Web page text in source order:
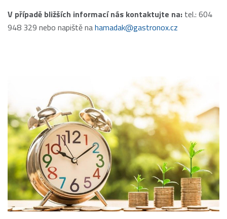
V případě bližších informací nás kontaktujte na: tel.: 604
948 329 nebo napiště nahamadak@gastronox.cz